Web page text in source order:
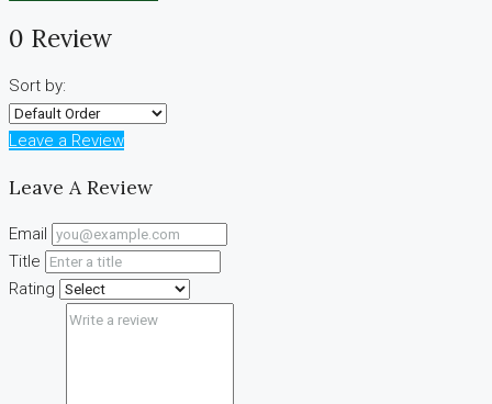
0 Review
Sort by:
Leave a Review
Leave A Review
Email
Title
Rating